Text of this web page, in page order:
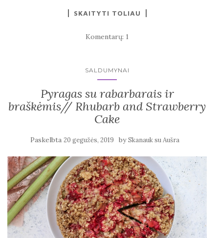
SKAITYTI TOLIAU
Komentarų: 1
SALDUMYNAI
Pyragas su rabarbarais ir
braškėmis// Rhubarb and Strawberry
Cake
Paskelbta 20 gegužės, 2019 bySkanauk su Aušra